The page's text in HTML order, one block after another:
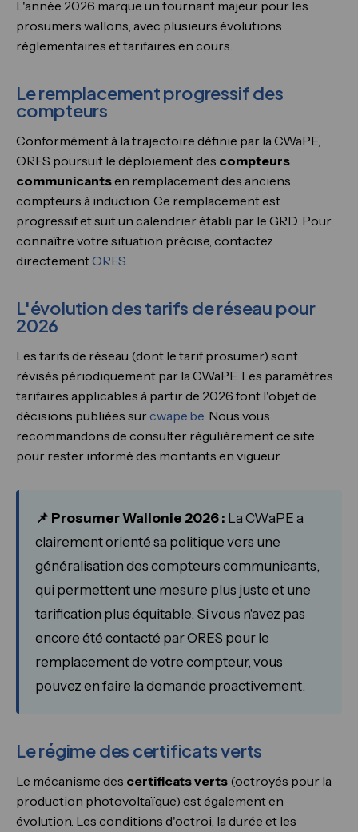
L'année 2026 marque un tournant majeur pour les
prosumers wallons, avec plusieurs évolutions
réglementaires et tarifaires en cours.
Le remplacement progressif des
compteurs
Conformément à la trajectoire définie par la CWaPE,
ORES poursuit le déploiement des compteurs
communicantsen remplacement des anciens
compteurs à induction. Ce remplacement est
progressif et suit un calendrier établi par le GRD. Pour
connaître votre situation précise, contactez
directementORES.
L'évolution des tarifs de réseau pour
2026
Les tarifs de réseau (dont le tarif prosumer) sont
révisés périodiquement par la CWaPE. Les paramètres
tarifaires applicables à partir de 2026 font l'objet de
décisions publiées sur cwape.be. Nous vous
recommandons de consulter régulièrement ce site
pour rester informé des montants en vigueur.
📌 Prosumer Wallonie 2026 : La CWaPE a
clairement orienté sa politique vers une
généralisation des compteurs communicants,
qui permettent une mesure plus juste et une
tarification plus équitable. Si vous n'avez pas
encore été contacté par ORES pour le
remplacement de votre compteur, vous
pouvez en faire la demande proactivement.
Le régime des certificats verts
Le mécanisme des certificats verts (octroyés pour la
production photovoltaïque) est également en
évolution. Les conditions d'octroi, la durée et les